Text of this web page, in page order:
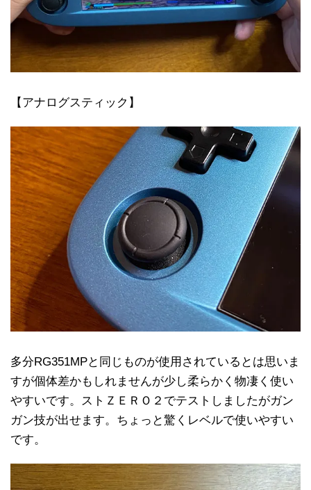
【アナログスティック】
多分RG351MPと同じものが使用されているとは思いま
すが個体差かもしれませんが少し柔らかく物凄く使い
やすいです。ストＺＥＲＯ２でテストしましたがガン
ガン技が出せます。ちょっと驚くレベルで使いやすい
です。